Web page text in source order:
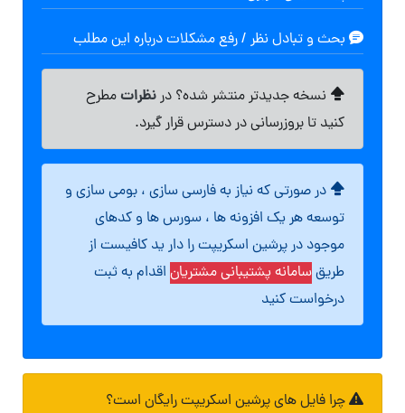
بحث و تبادل نظر / رفع مشکلات درباره این مطلب
نسخه جدیدتر منتشر شده؟ درنظراتمطرح
کنید تا بروزرسانی در دسترس قرار گیرد.
در صورتی که نیاز به فارسی سازی ، بومی سازی و
توسعه هر یک افزونه ها ، سورس ها و کدهای
موجود در پرشین اسکریپت را دار ید کافیست از
طریقسامانه پشتیبانی مشتریان اقدام به ثبت
درخواست کنید
چرا فایل های پرشین اسکریپت رایگان است؟